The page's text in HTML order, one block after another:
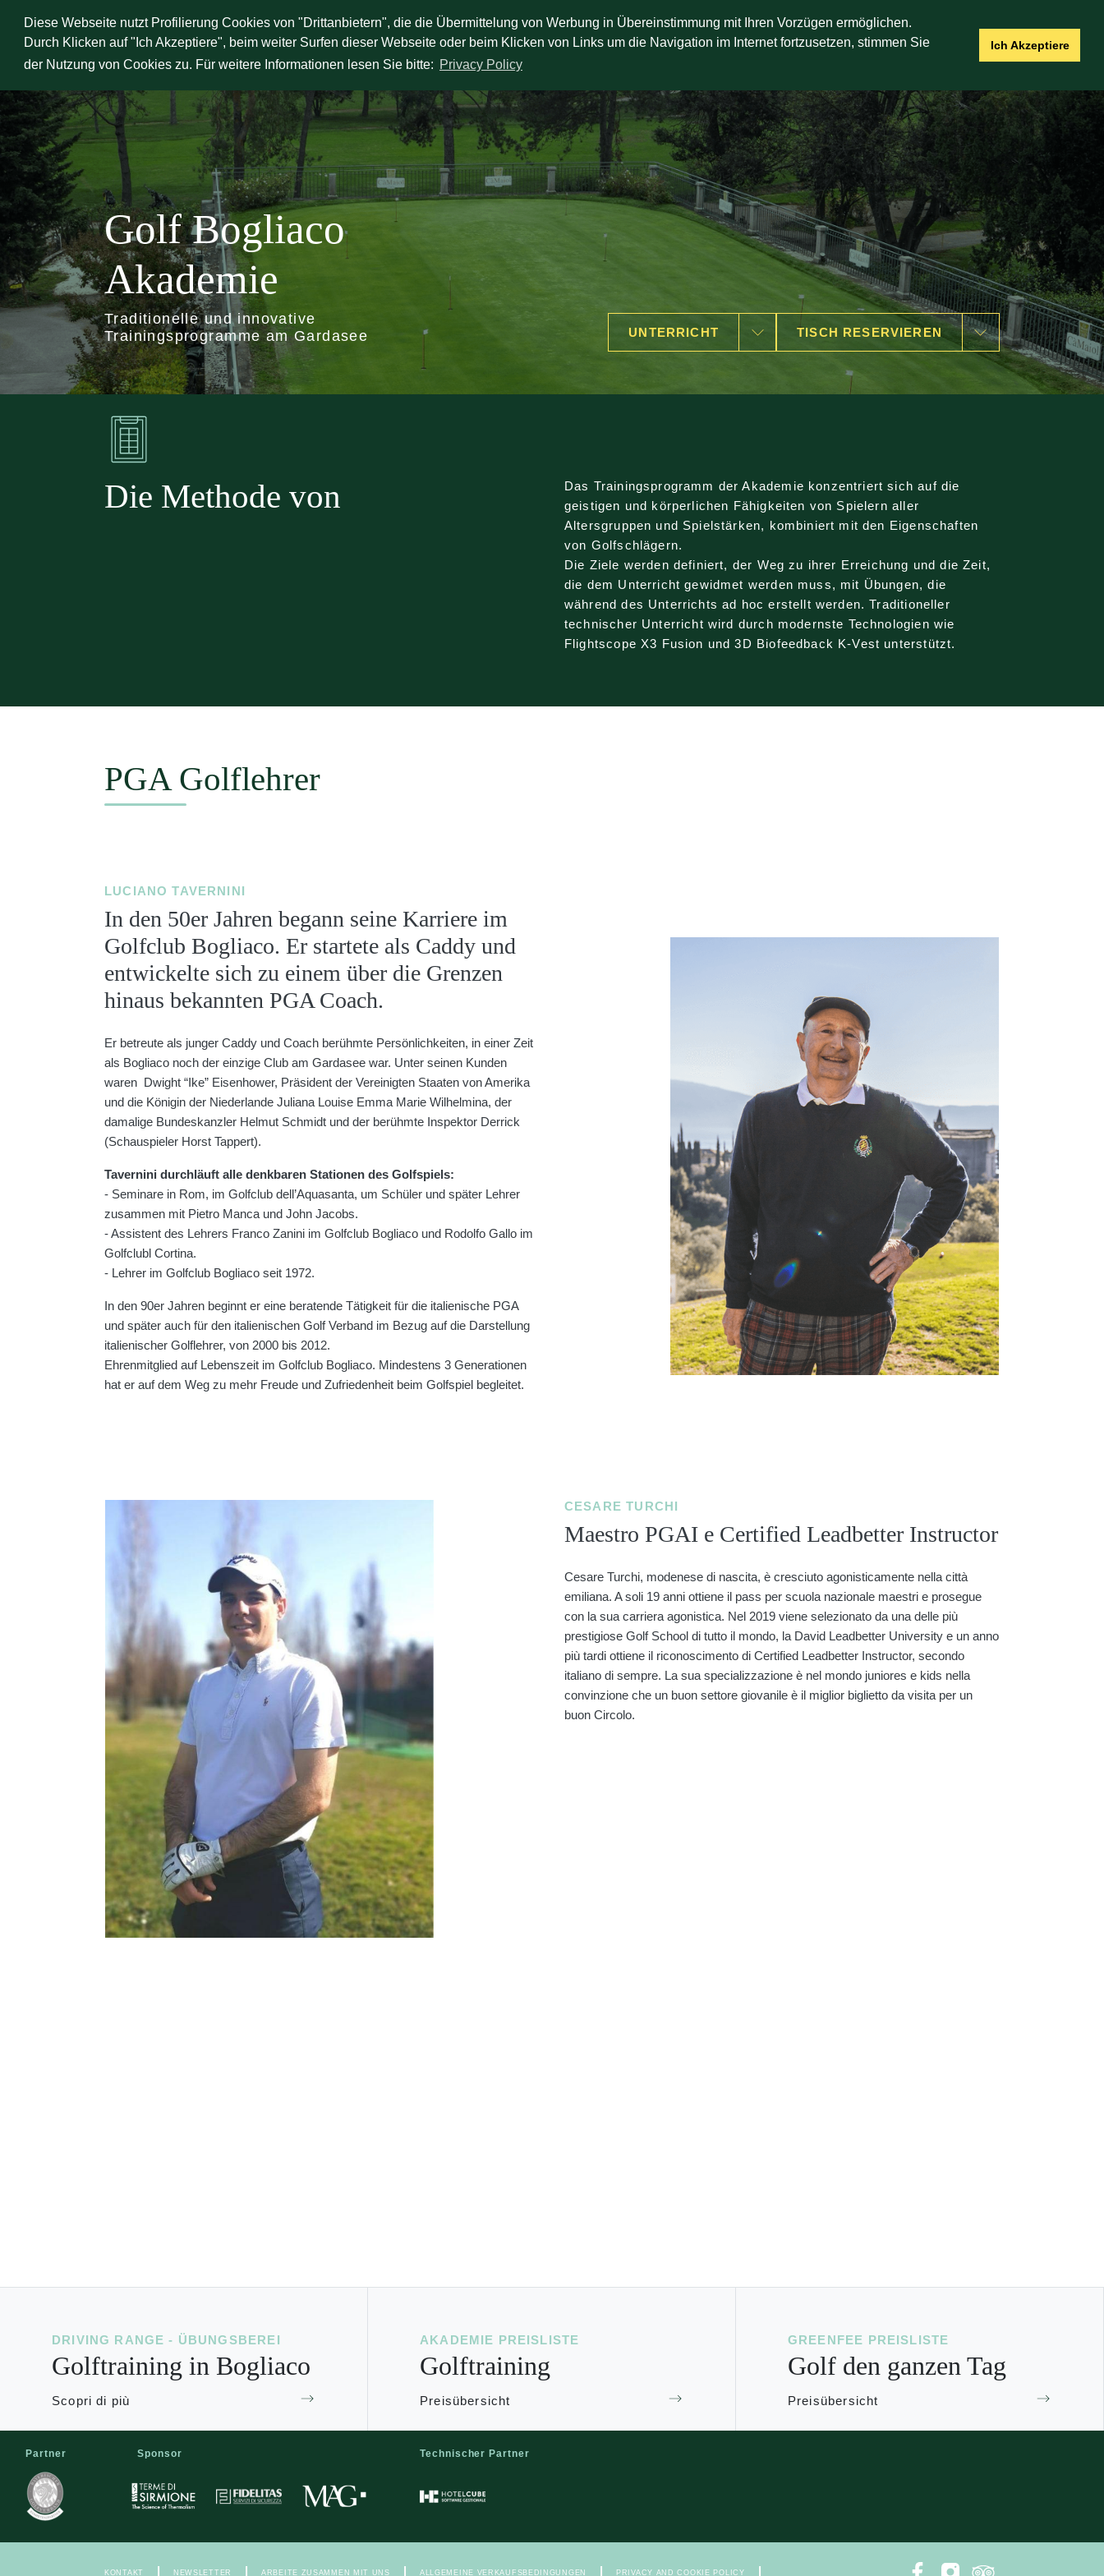
Diese Webseite nutzt Profilierung Cookies von "Drittanbietern", die die Übermittelung von Werbung in Übereinstimmung mit Ihren Vorzügen ermöglichen.
Durch Klicken auf "Ich Akzeptiere", beim weiter Surfen dieser Webseite oder beim Klicken von Links um die Navigation im Internet fortzusetzen, stimmen Sie
der Nutzung von Cookies zu. Für weitere Informationen lesen Sie bitte: Privacy Policy
Ich Akzeptiere
Inhalt
DER GOLF CLUB SPIELEN AKADEMIE RESTAURANT LODGE UND FERIENWOHNUNGEN ANGEBOTE NEWSLETTER
Golf Bogliaco
Akademie
Traditionelle und innovative
Trainingsprogramme am Gardasee
UNTERRICHT TISCH RESERVIEREN
Die Methode von
Das Trainingsprogramm der Akademie konzentriert sich auf die
geistigen und körperlichen Fähigkeiten von Spielern aller
Altersgruppen und Spielstärken, kombiniert mit den Eigenschaften
von Golfschlägern.
Die Ziele werden definiert, der Weg zu ihrer Erreichung und die Zeit,
die dem Unterricht gewidmet werden muss, mit Übungen, die
während des Unterrichts ad hoc erstellt werden. Traditioneller
technischer Unterricht wird durch modernste Technologien wie
Flightscope X3 Fusion und 3D Biofeedback K-Vest unterstützt.
PGA Golflehrer
LUCIANO TAVERNINI
In den 50er Jahren begann seine Karriere im
Golfclub Bogliaco. Er startete als Caddy und
entwickelte sich zu einem über die Grenzen
hinaus bekannten PGA Coach.
Er betreute als junger Caddy und Coach berühmte Persönlichkeiten, in einer Zeit
als Bogliaco noch der einzige Club am Gardasee war. Unter seinen Kunden
waren Dwight “Ike” Eisenhower, Präsident der Vereinigten Staaten von Amerika
und die Königin der Niederlande Juliana Louise Emma Marie Wilhelmina, der
damalige Bundeskanzler Helmut Schmidt und der berühmte Inspektor Derrick
(Schauspieler Horst Tappert).
Tavernini durchläuft alle denkbaren Stationen des Golfspiels:
- Seminare in Rom, im Golfclub dell’Aquasanta, um Schüler und später Lehrer
zusammen mit Pietro Manca und John Jacobs.
- Assistent des Lehrers Franco Zanini im Golfclub Bogliaco und Rodolfo Gallo im
Golfclubl Cortina.
- Lehrer im Golfclub Bogliaco seit 1972.
In den 90er Jahren beginnt er eine beratende Tätigkeit für die italienische PGA
und später auch für den italienischen Golf Verband im Bezug auf die Darstellung
italienischer Golflehrer, von 2000 bis 2012.
Ehrenmitglied auf Lebenszeit im Golfclub Bogliaco. Mindestens 3 Generationen
hat er auf dem Weg zu mehr Freude und Zufriedenheit beim Golfspiel begleitet.
CESARE TURCHI
Maestro PGAI e Certified Leadbetter Instructor
Cesare Turchi, modenese di nascita, è cresciuto agonisticamente nella città
emiliana. A soli 19 anni ottiene il pass per scuola nazionale maestri e prosegue
con la sua carriera agonistica. Nel 2019 viene selezionato da una delle più
prestigiose Golf School di tutto il mondo, la David Leadbetter University e un anno
più tardi ottiene il riconoscimento di Certified Leadbetter Instructor, secondo
italiano di sempre. La sua specializzazione è nel mondo juniores e kids nella
convinzione che un buon settore giovanile è il miglior biglietto da visita per un
buon Circolo.
DRIVING RANGE - ÜBUNGSBEREI
Golftraining in Bogliaco
Scopri di più
AKADEMIE PREISLISTE
Golftraining
Preisübersicht
GREENFEE PREISLISTE
Golf den ganzen Tag
Preisübersicht
Partner Sponsor Technischer Partner
KONTAKT NEWSLETTER ARBEITE ZUSAMMEN MIT UNS ALLGEMEINE VERKAUFSBEDINGUNGEN PRIVACY AND COOKIE POLICY